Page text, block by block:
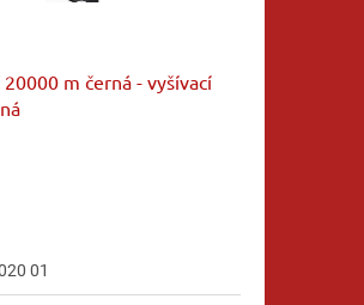
m černá - vyšívací
01